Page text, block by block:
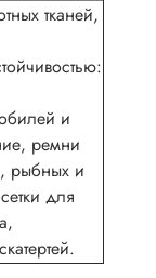
тканей,
и
ремни
рыбных и
для